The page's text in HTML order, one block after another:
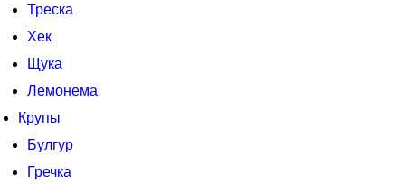
Треска
Хек
Щука
Лемонема
Крупы
Булгур
Гречка